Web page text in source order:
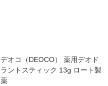
デオコ（DEOCO） 薬用デオド
ラントスティック 13g ロート製
薬